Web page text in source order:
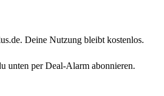
Deine Nutzung bleibt kostenlos.
unten per Deal-Alarm abonnieren.